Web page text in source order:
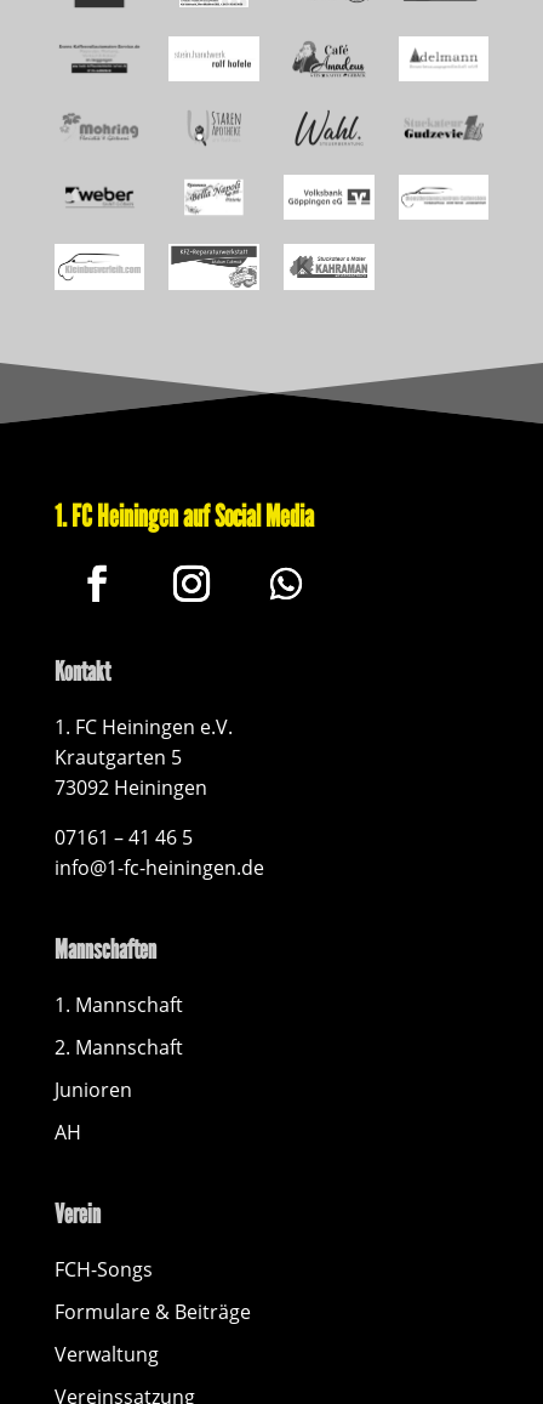
1. FC Heiningen auf Social Media
Kontakt
1. FC Heiningen e.V.
Krautgarten 5
73092 Heiningen
07161 – 41 46 5
info@1-fc-heiningen.de
Mannschaften
1. Mannschaft
2. Mannschaft
Junioren
AH
Verein
FCH-Songs
Formulare & Beiträge
Verwaltung
Vereinssatzung